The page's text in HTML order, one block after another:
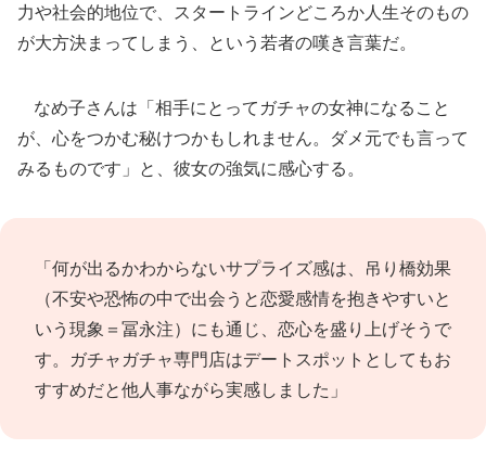
力や社会的地位で、スタートラインどころか人生そのもの
が大方決まってしまう、という若者の嘆き言葉だ。
なめ子さんは「相手にとってガチャの女神になること
が、心をつかむ秘けつかもしれません。ダメ元でも言って
みるものです」と、彼女の強気に感心する。
「何が出るかわからないサプライズ感は、吊り橋効果
（不安や恐怖の中で出会うと恋愛感情を抱きやすいと
いう現象＝冨永注）にも通じ、恋心を盛り上げそうで
す。ガチャガチャ専門店はデートスポットとしてもお
すすめだと他人事ながら実感しました」